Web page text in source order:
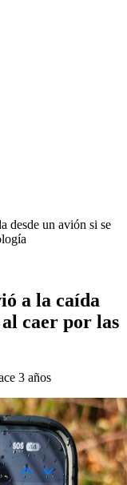
desde un avión si se
a la caída
caer por las
3 años